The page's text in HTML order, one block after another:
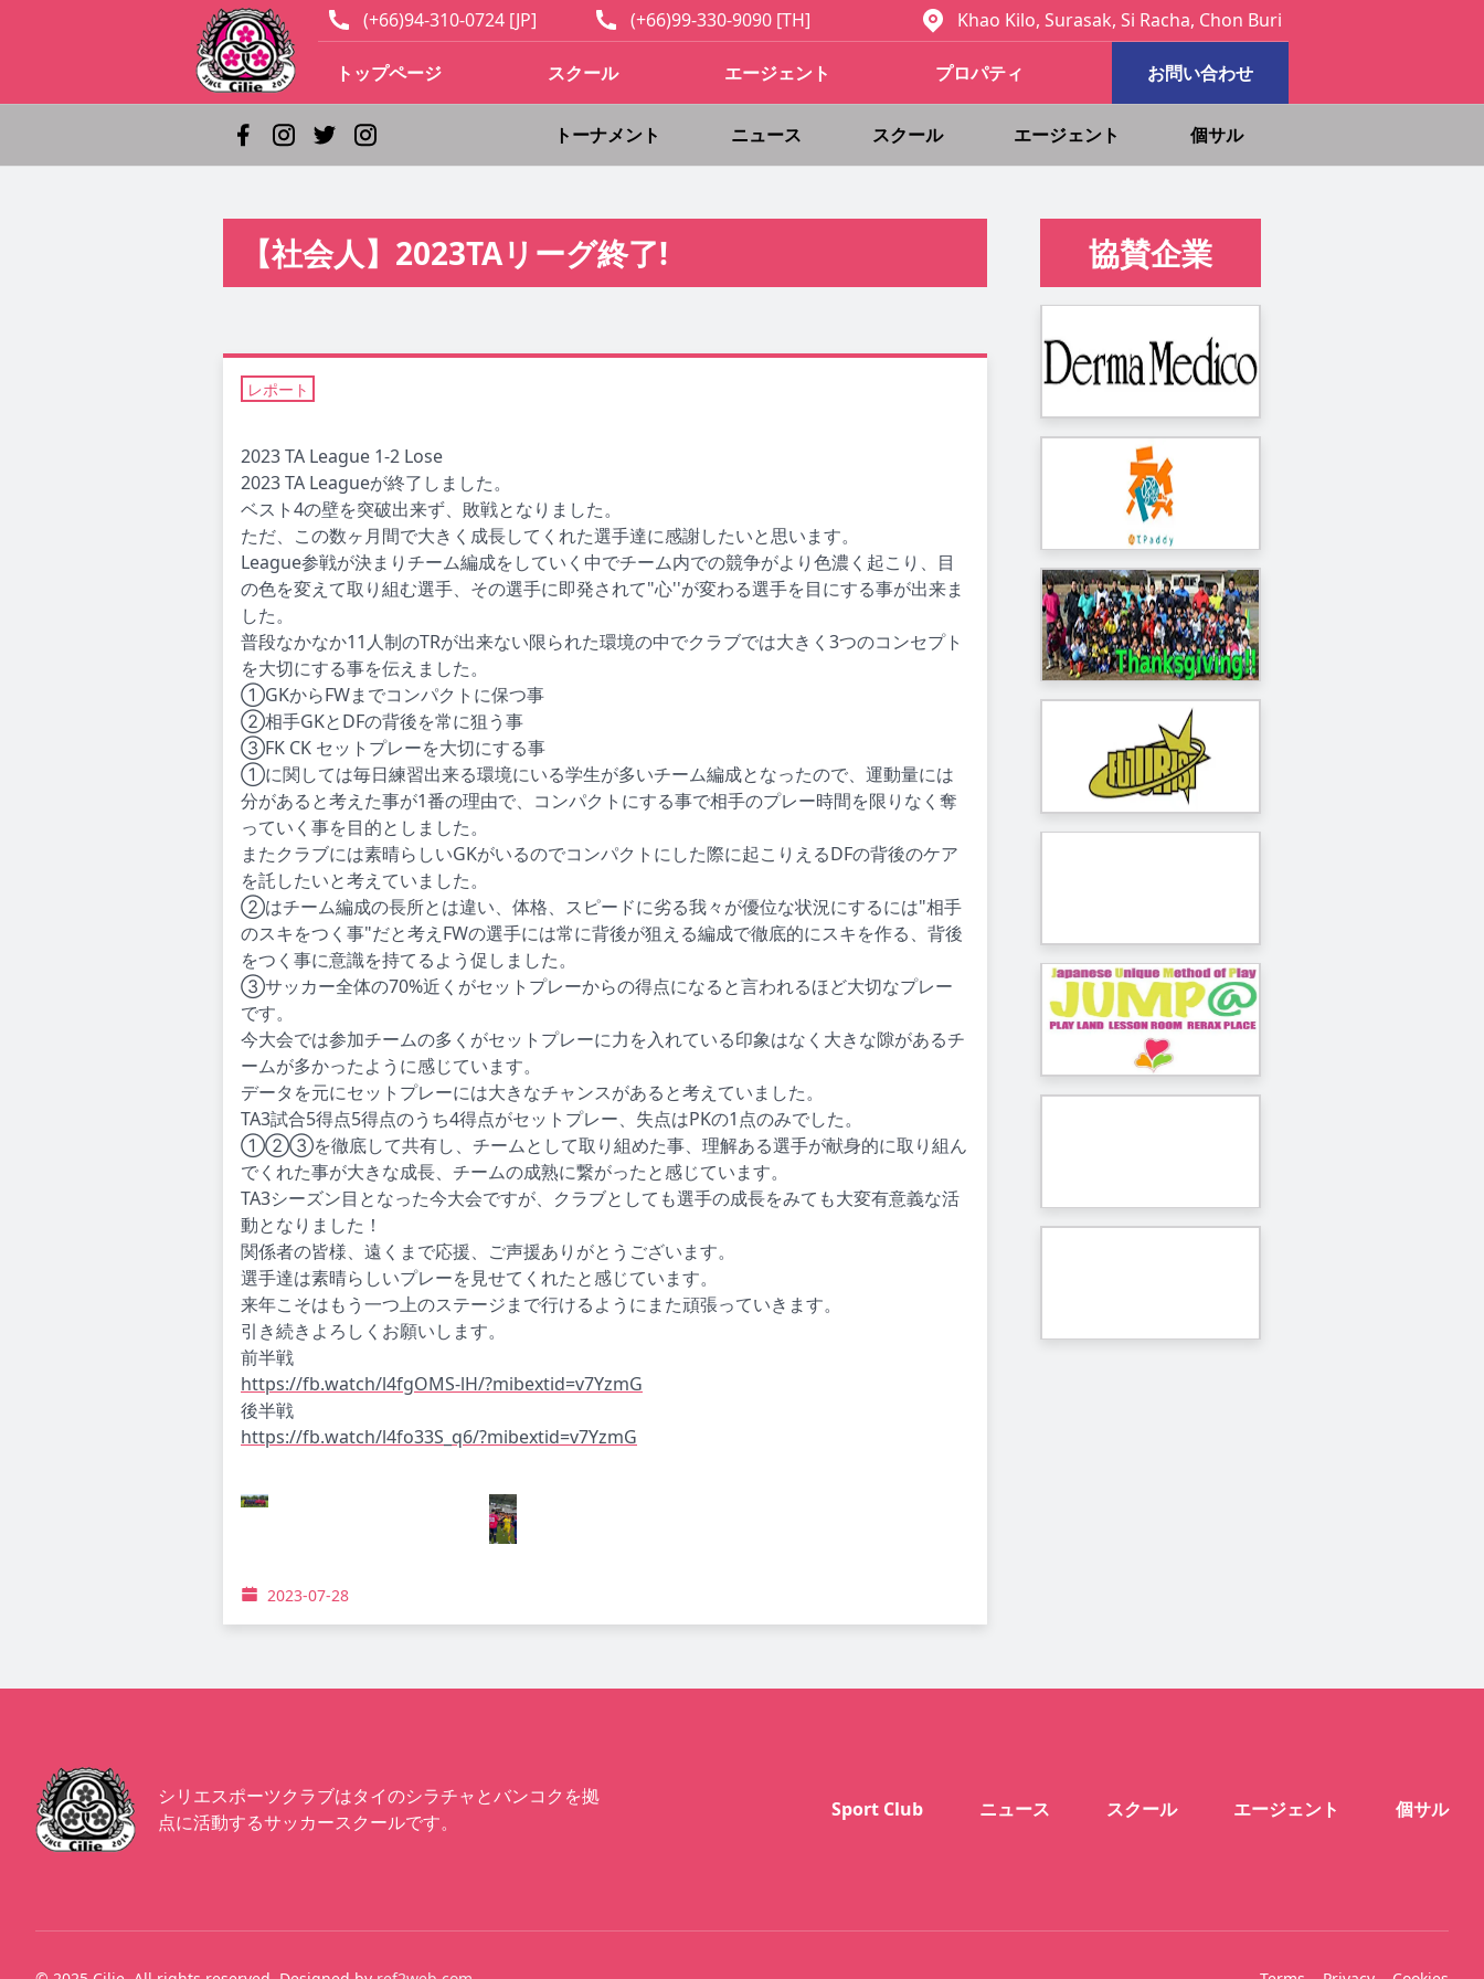
(+66)94-310-0724 [JP] (+66)99-330-9090 [TH] Khao Kilo, Surasak, Si Racha, Chon Buri
トップページ スクール エージェント プロパティ お問い合わせ
トーナメント ニュース スクール エージェント 個サル
【社会人】2023TAリーグ終了!
レポート
2023 TA League 1-2 Lose
2023 TA Leagueが終了しました。
ベスト4の壁を突破出来ず、敗戦となりました。
ただ、この数ヶ月間で大きく成長してくれた選手達に感謝したいと思います。
League参戦が決まりチーム編成をしていく中でチーム内での競争がより色濃く起こり、目
の色を変えて取り組む選手、その選手に即発されて"心''が変わる選手を目にする事が出来ま
した。
普段なかなか11人制のTRが出来ない限られた環境の中でクラブでは大きく3つのコンセプト
を大切にする事を伝えました。
①GKからFWまでコンパクトに保つ事
②相手GKとDFの背後を常に狙う事
③FK CK セットプレーを大切にする事
①に関しては毎日練習出来る環境にいる学生が多いチーム編成となったので、運動量には
分があると考えた事が1番の理由で、コンパクトにする事で相手のプレー時間を限りなく奪
っていく事を目的としました。
またクラブには素晴らしいGKがいるのでコンパクトにした際に起こりえるDFの背後のケア
を託したいと考えていました。
②はチーム編成の長所とは違い、体格、スピードに劣る我々が優位な状況にするには"相手
のスキをつく事"だと考えFWの選手には常に背後が狙える編成で徹底的にスキを作る、背後
をつく事に意識を持てるよう促しました。
③サッカー全体の70%近くがセットプレーからの得点になると言われるほど大切なプレー
です。
今大会では参加チームの多くがセットプレーに力を入れている印象はなく大きな隙があるチ
ームが多かったように感じています。
データを元にセットプレーには大きなチャンスがあると考えていました。
TA3試合5得点5得点のうち4得点がセットプレー、失点はPKの1点のみでした。
①②③を徹底して共有し、チームとして取り組めた事、理解ある選手が献身的に取り組ん
でくれた事が大きな成長、チームの成熟に繋がったと感じています。
TA3シーズン目となった今大会ですが、クラブとしても選手の成長をみても大変有意義な活
動となりました！
関係者の皆様、遠くまで応援、ご声援ありがとうございます。
選手達は素晴らしいプレーを見せてくれたと感じています。
来年こそはもう一つ上のステージまで行けるようにまた頑張っていきます。
引き続きよろしくお願いします。
前半戦
https://fb.watch/l4fgOMS-lH/?mibextid=v7YzmG
後半戦
https://fb.watch/l4fo33S_q6/?mibextid=v7YzmG
2023-07-28
協賛企業
シリエスポーツクラブはタイのシラチャとバンコクを拠
点に活動するサッカースクールです。
Sport Club ニュース スクール エージェント 個サル